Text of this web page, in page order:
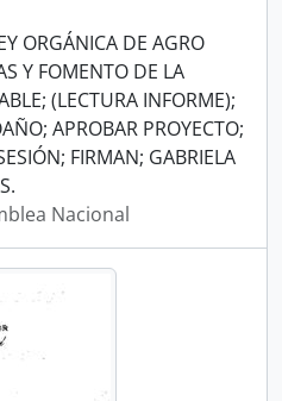
ORGÁNICA DE AGRO
Y FOMENTO DE LA
(LECTURA INFORME);
APROBAR PROYECTO;
FIRMAN; GABRIELA
Nacional